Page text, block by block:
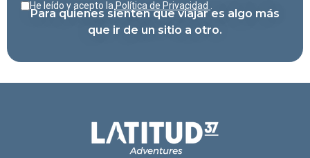
He leído y acepto la Política de Privacidad
Para quienes sienten que viajar es algo más
que ir de un sitio a otro.